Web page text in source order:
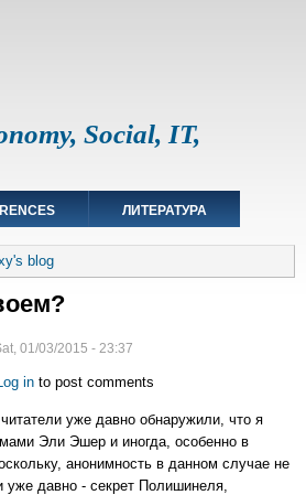
Social, IT,
ЛИТЕРАТУРА
blog
01/03/2015 - 23:37
in to post comments
уже давно обнаружили, что я
Эли Эшер и иногда, особенно в
анонимность в данном случае не
уже давно - секрет Полишинеля,